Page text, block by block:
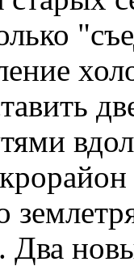
Два